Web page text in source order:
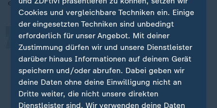
eintraf."
Was sie jedoch versäumten, war,
unvoreingenommen zu bleiben und
sich mit der Situation vor Ort
auseinanderzusetzen: Ein
Verdächtiger lag am Boden, der
Cookies und vergleichbare Techniken ein. Einige
der eingesetzten Techniken sind unbedingt
erforderlich für unser Angebot. Mit deiner
Zustimmung dürfen wir und unsere Dienstleister
darüber hinaus Informationen auf deinem Gerät
speichern und/oder abrufen. Dabei geben wir
deine Daten ohne deine Einwilligung nicht an
Dritte weiter, die nicht unsere direkten
Dienstleister sind. Wir verwenden deine Daten